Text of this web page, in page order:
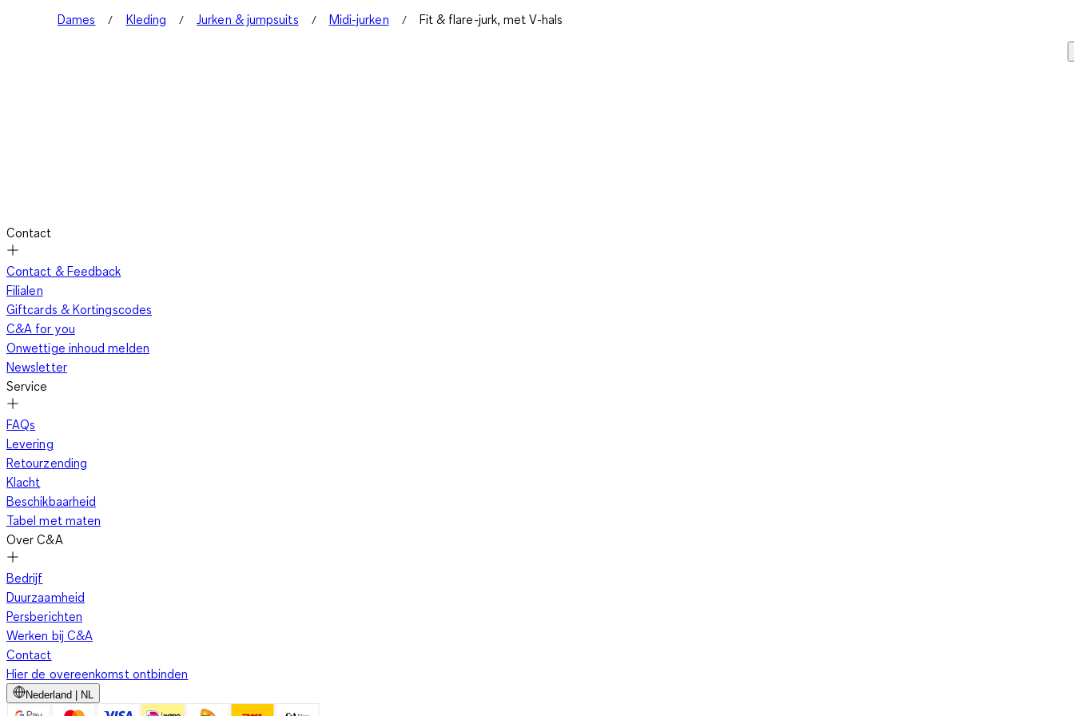
Dames Kleding Jurken & jumpsuits Midi-jurken Fit & flare-jurk, met V-hals
Contact
Contact & Feedback
Filialen
Giftcards & Kortingscodes
C&A for you
Onwettige inhoud melden
Newsletter
Service
FAQs
Levering
Retourzending
Klacht
Beschikbaarheid
Tabel met maten
Over C&A
Bedrijf
Duurzaamheid
Persberichten
Werken bij C&A
Contact
Hier de overeenkomst ontbinden
Nederland | NL